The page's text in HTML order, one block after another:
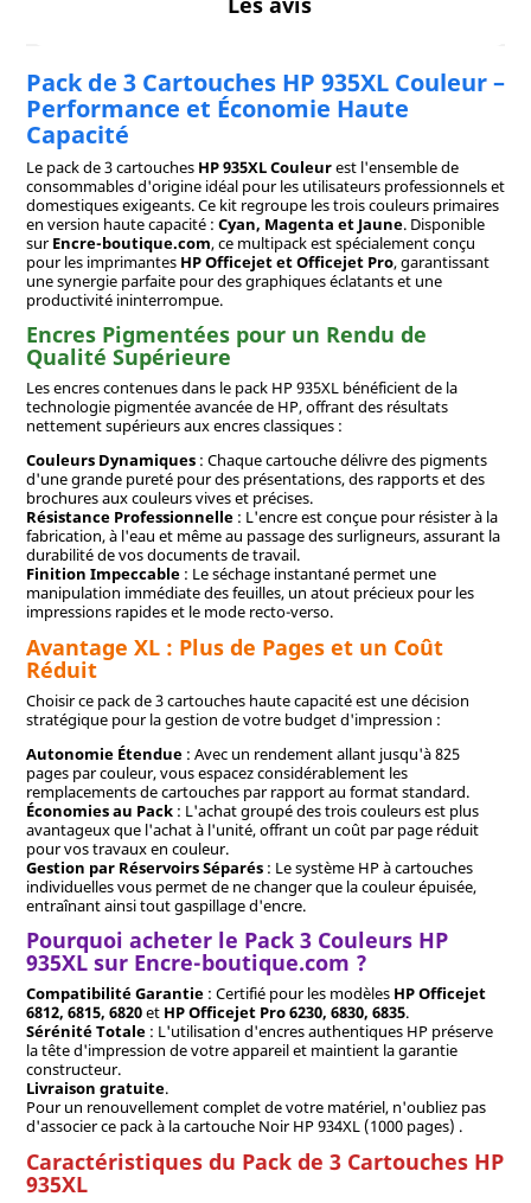
Pack de 3 Cartouches HP 935XL Couleur –
Performance et Économie Haute
Capacité
Le pack de 3 cartouches HP 935XL Couleurest l'ensemble de
consommables d'origine idéal pour les utilisateurs professionnels et
domestiques exigeants. Ce kit regroupe les trois couleurs primaires
en version haute capacité : Cyan, Magenta et Jaune. Disponible
surEncre-boutique.com, ce multipack est spécialement conçu
pour les imprimantes HP Officejet et Officejet Pro, garantissant
une synergie parfaite pour des graphiques éclatants et une
productivité ininterrompue.
Encres Pigmentées pour un Rendu de
Qualité Supérieure
Les encres contenues dans le pack HP 935XL bénéficient de la
technologie pigmentée avancée de HP, offrant des résultats
nettement supérieurs aux encres classiques :
Couleurs Dynamiques: Chaque cartouche délivre des pigments
d'une grande pureté pour des présentations, des rapports et des
brochures aux couleurs vives et précises.
Résistance Professionnelle: L'encre est conçue pour résister à la
fabrication, à l'eau et même au passage des surligneurs, assurant la
durabilité de vos documents de travail.
Finition Impeccable: Le séchage instantané permet une
manipulation immédiate des feuilles, un atout précieux pour les
impressions rapides et le mode recto-verso.
Avantage XL : Plus de Pages et un Coût
Réduit
Choisir ce pack de 3 cartouches haute capacité est une décision
stratégique pour la gestion de votre budget d'impression :
Autonomie Étendue: Avec un rendement allant jusqu'à 825
pages par couleur, vous espacez considérablement les
remplacements de cartouches par rapport au format standard.
Économies au Pack: L'achat groupé des trois couleurs est plus
avantageux que l'achat à l'unité, offrant un coût par page réduit
pour vos travaux en couleur.
Gestion par Réservoirs Séparés: Le système HP à cartouches
individuelles vous permet de ne changer que la couleur épuisée,
entraînant ainsi tout gaspillage d'encre.
Pourquoi acheter le Pack 3 Couleurs HP
935XL sur Encre-boutique.com ?
Compatibilité Garantie: Certifié pour les modèles HP Officejet
6812, 6815, 6820et HP Officejet Pro 6230, 6830, 6835.
Sérénité Totale: L'utilisation d'encres authentiques HP préserve
la tête d'impression de votre appareil et maintient la garantie
constructeur.
Livraison gratuite.
Pour un renouvellement complet de votre matériel, n'oubliez pas
d'associer ce pack à la cartouche Noir HP 934XL (1000 pages) .
Caractéristiques du Pack de 3 Cartouches HP
935XL